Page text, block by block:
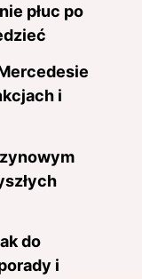
płuc po
i
do
i